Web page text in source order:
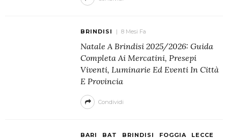
BRINDISI 8 Mesi Fa
Natale A Brindisi 2025/2026: Guida
Completa Ai Mercatini, Presepi
Viventi, Luminarie Ed Eventi In Città
E Provincia
Condividi
BARI BAT BRINDISI FOGGIA
LECCE